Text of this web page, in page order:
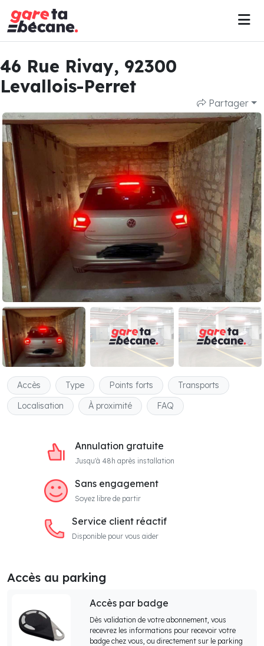
46 Rue Rivay, 92300
Levallois-Perret
Partager
Accès Type Points forts
Transports
Localisation
À proximité FAQ
Annulation gratuite
Jusqu'à 48h après installation
Sans engagement
Soyez libre de partir
Service client réactif
Disponible pour vous aider
Accès au parking
Accès par badge
Dès validation de votre abonnement, vous
recevrez les informations pour recevoir votre
badge chez vous, ou directement sur le parking